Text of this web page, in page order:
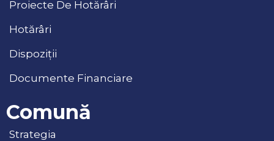
Proiecte De Hotărâri
Hotărâri
Dispoziții
Documente Financiare
Comună
Strategia